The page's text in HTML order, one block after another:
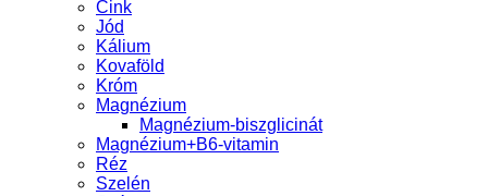
Cink
Jód
Kálium
Kovaföld
Króm
Magnézium
Magnézium-biszglicinát
Magnézium+B6-vitamin
Réz
Szelén